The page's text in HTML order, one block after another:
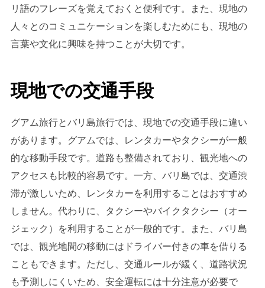
リ語のフレーズを覚えておくと便利です。また、現地の
人々とのコミュニケーションを楽しむためにも、現地の
言葉や文化に興味を持つことが大切です。
現地での交通手段
グアム旅行とバリ島旅行では、現地での交通手段に違い
があります。グアムでは、レンタカーやタクシーが一般
的な移動手段です。道路も整備されており、観光地への
アクセスも比較的容易です。一方、バリ島では、交通渋
滞が激しいため、レンタカーを利用することはおすすめ
しません。代わりに、タクシーやバイクタクシー（オー
ジェック）を利用することが一般的です。また、バリ島
では、観光地間の移動にはドライバー付きの車を借りる
こともできます。ただし、交通ルールが緩く、道路状況
も予測しにくいため、安全運転には十分注意が必要で